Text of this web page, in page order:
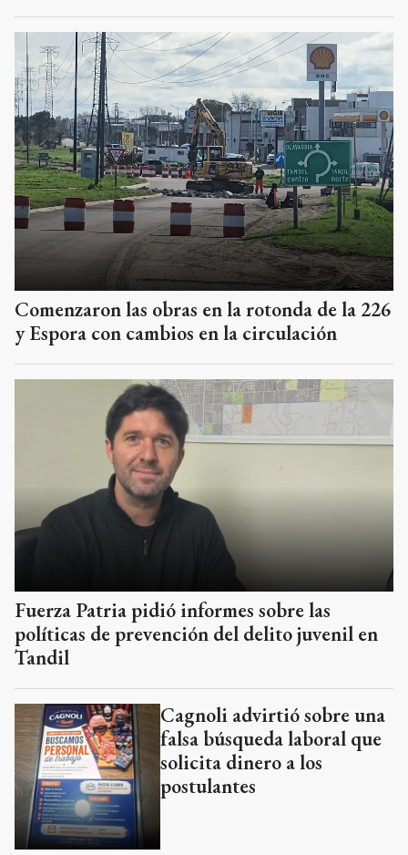
Comenzaron las obras en la rotonda de la 226
y Espora con cambios en la circulación
Fuerza Patria pidió informes sobre las
políticas de prevención del delito juvenil en
Tandil
Cagnoli advirtió sobre una
falsa búsqueda laboral que
solicita dinero a los
postulantes